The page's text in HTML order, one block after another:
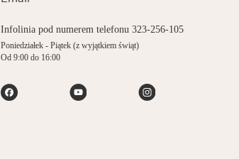
Infolinia pod numerem telefonu 323-256-105
Poniedziałek - Piątek (z wyjątkiem świąt)
Od 9:00 do 16:00